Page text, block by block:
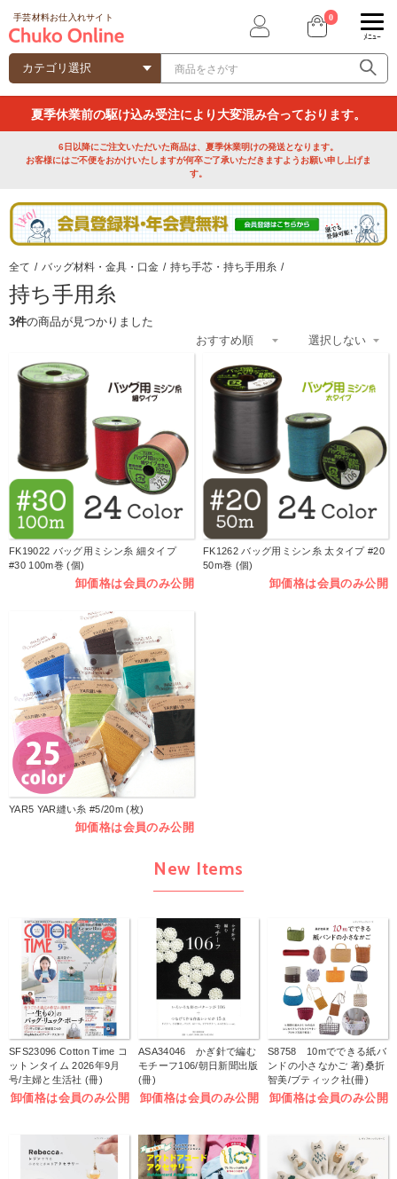
手芸材料お仕入れサイト 0
ﾒﾆｭｰ
夏季休業前の駆け込み受注により大変混み合っております。
6日以降にご注文いただいた商品は、夏季休業明けの発送となります。
お客様にはご不便をおかけいたしますが何卒ご了承いただきますようお願い申し上げま
す。
全て / バッグ材料・金具・口金 / 持ち手芯・持ち手用糸 /
持ち手用糸
3件の商品が見つかりました
FK19022 バッグ用ミシン糸 細タイプ
#30 100m巻 (個)
卸価格は会員のみ公開
FK1262 バッグ用ミシン糸 太タイプ #20
50m巻 (個)
卸価格は会員のみ公開
YAR5 YAR縫い糸 #5/20m (枚)
卸価格は会員のみ公開
New Items
SFS23096 Cotton Time コ
ットンタイム 2026年9月
号/主婦と生活社 (冊)
卸価格は会員のみ公開
ASA34046 かぎ針で編む
モチーフ106/朝日新聞出版
(冊)
卸価格は会員のみ公開
S8758 10mでできる紙バ
ンドの小さなかご 著)桑折
智美/ブティック社(冊)
卸価格は会員のみ公開